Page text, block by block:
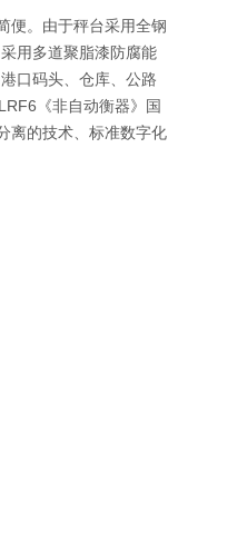
便。由于秤台采用全钢
用多道聚脂漆防腐能
口码头、仓库、公路
《非自动衡器》国
离的技术、标准数字化